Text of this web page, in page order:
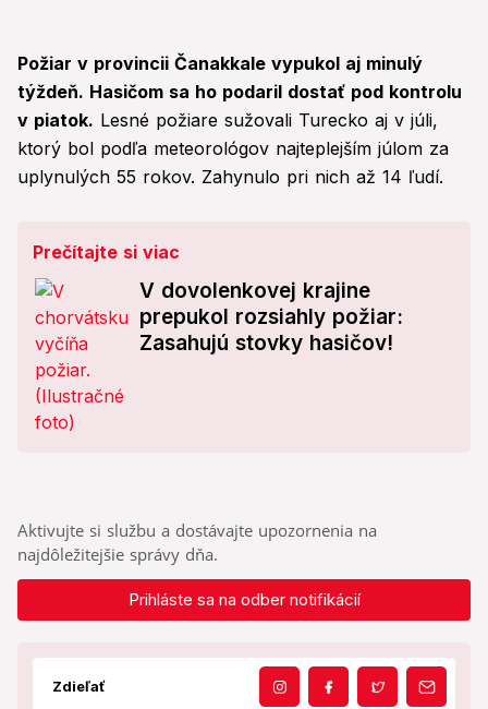
Požiar v provincii Čanakkale vypukol aj minulý
týždeň. Hasičom sa ho podaril dostať pod kontrolu
v piatok. Lesné požiare sužovali Turecko aj v júli,
ktorý bol podľa meteorológov najteplejším júlom za
uplynulých 55 rokov. Zahynulo pri nich až 14 ľudí.
Prečítajte si viac
V dovolenkovej krajine
prepukol rozsiahly požiar:
Zasahujú stovky hasičov!
Aktivujte si službu a dostávajte upozornenia na
najdôležitejšie správy dňa.
Prihláste sa na odber notifikácií
Zdieľať